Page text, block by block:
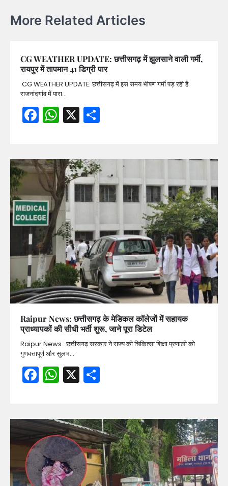
More Related Articles
CG WEATHER UPDATE: छत्तीसगढ़ में झुलसाने वाली गर्मी,
रायपुर में तापमान 41 डिग्री पार
CG WEATHER UPDATE: छत्तीसगढ़ में इस समय भीषण गर्मी पड़ रही है.
राजनांदगांव में पारा…
Facebook
WhatsApp
X
Raipur News: छत्तीसगढ़ के मेडिकल कॉलेजों में सहायक
प्राध्यापकों की सीधी भर्ती शुरू, जाने पूरा डिटेल
Raipur News : छत्तीसगढ़ सरकार ने राज्य की चिकित्सा शिक्षा प्रणाली को
गुणवत्तापूर्ण और सुलभ…
Facebook
WhatsApp
X